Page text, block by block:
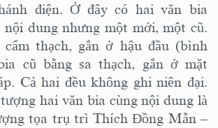
điện. Ở đây có hai văn bia
nội dung nhưng một mới, một cũ.
thạch, gắn ở hậu đầu (bình
cũ bằng sa thạch, gắn ở mặt
Cả hai đều không ghi niên đại.
hai văn bia cùng nội dung là
tọa trụ trì Thích Đồng Mẫn –